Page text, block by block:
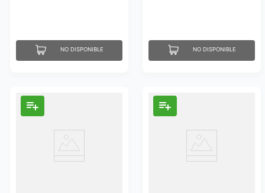
NO DISPONIBLE NO DISPONIBLE